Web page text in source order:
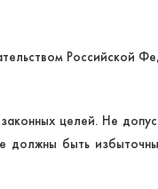
Российской
целей. Не
должны быть